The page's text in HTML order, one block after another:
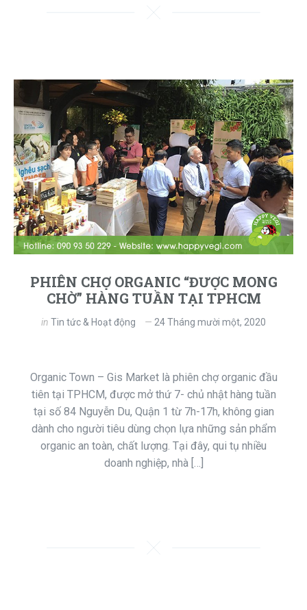
PHIÊN CHỢ ORGANIC “ĐƯỢC MONG
CHỜ” HÀNG TUẦN TẠI TPHCM
in Tin tức & Hoạt động 24 Tháng mười một, 2020
Organic Town – Gis Market là phiên chợ organic đầu
tiên tại TPHCM, được mở thứ 7- chủ nhật hàng tuần
tại số 84 Nguyễn Du, Quận 1 từ 7h-17h, không gian
dành cho người tiêu dùng chọn lựa những sản phẩm
organic an toàn, chất lượng. Tại đây, qui tụ nhiều
doanh nghiệp, nhà […]